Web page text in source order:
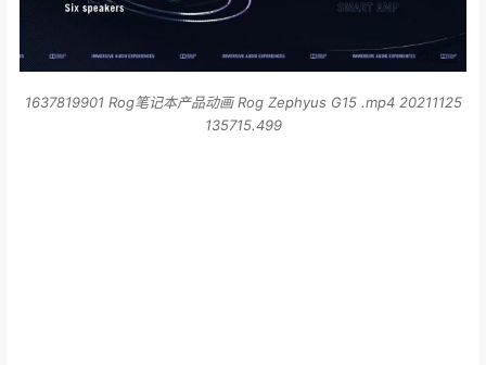
1637819901 Rog笔记本产品动画 Rog Zephyus G15 .mp4 20211125
135715.499